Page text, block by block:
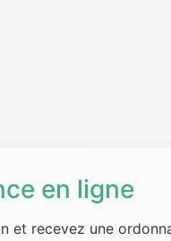
en ligne
recevez une